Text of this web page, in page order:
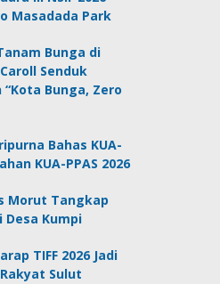
Masadada Park
Bunga di
Senduk
Bunga, Zero
Bahas KUA-
KUA-PPAS 2026
Morut Tangkap
Desa Kumpi
TIFF 2026 Jadi
Sulut